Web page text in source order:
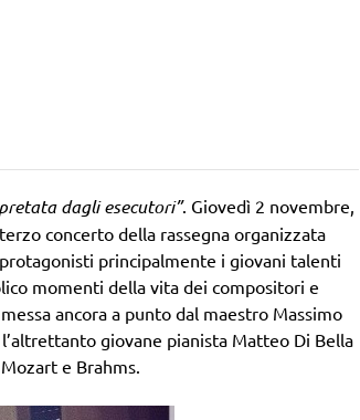
dagli esecutori”. Giovedì 2 novembre,
concerto della rassegna organizzata
principalmente i giovani talenti
momenti della vita dei compositori e
ancora a punto dal maestro Massimo
giovane pianista Matteo Di Bella
e Brahms.